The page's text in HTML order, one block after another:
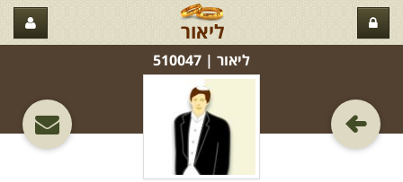
ליאור
ליאור‏ | 510047